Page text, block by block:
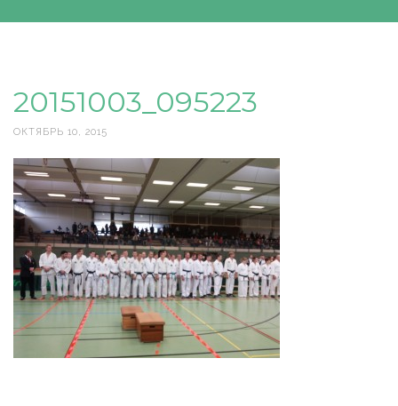
20151003_095223
ОКТЯБРЬ 10, 2015